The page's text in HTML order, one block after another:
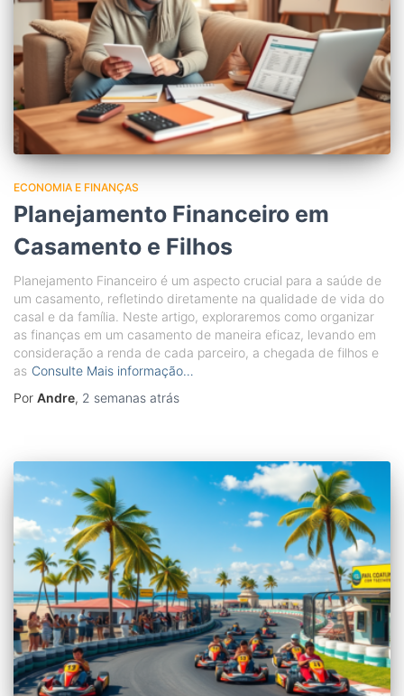
ECONOMIA E FINANÇAS
Planejamento Financeiro em
Casamento e Filhos
Planejamento Financeiro é um aspecto crucial para a saúde de
um casamento, refletindo diretamente na qualidade de vida do
casal e da família. Neste artigo, exploraremos como organizar
as finanças em um casamento de maneira eficaz, levando em
consideração a renda de cada parceiro, a chegada de filhos e
as Consulte Mais informação…
Por Andre, 2 semanas atrás